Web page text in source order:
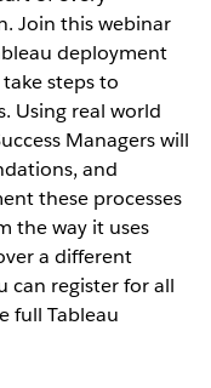
Join this webinar
deployment
steps to
Using real world
Managers will
and
these processes
the way it uses
a different
can register for all
full Tableau